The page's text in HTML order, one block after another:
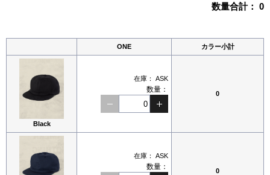
数量合計： 0
ONE カラー小計
Black
在庫： ASK
数量： 0
在庫： ASK
数量： 0